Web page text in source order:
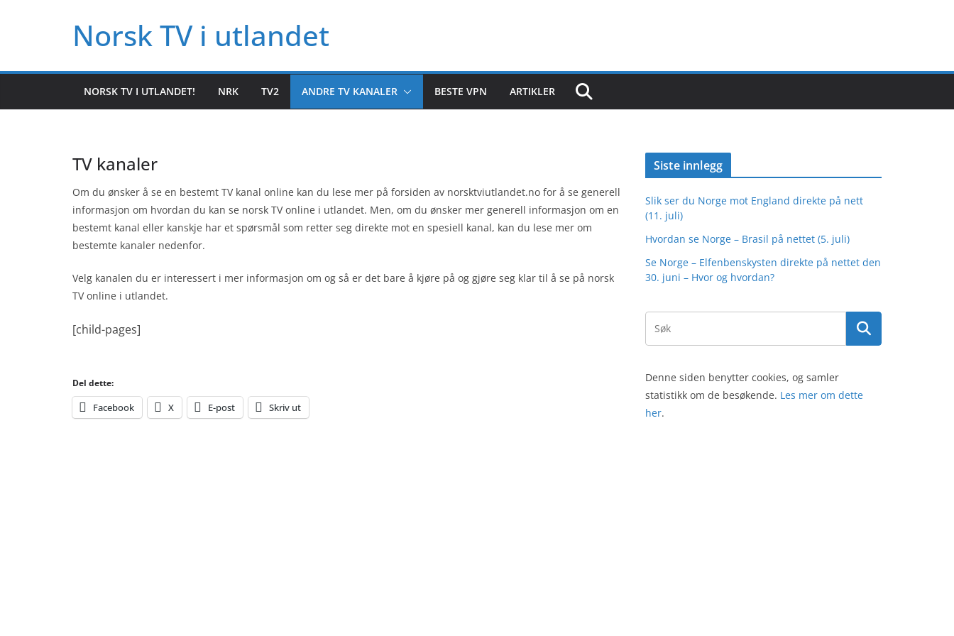
Norsk TV i utlandet
NORSK TV I UTLANDET! NRK TV2 ANDRE TV KANALER BESTE VPN ARTIKLER
TV kanaler
Om du ønsker å se en bestemt TV kanal online kan du lese mer på forsiden av norsktviutlandet.no for å se generell
informasjon om hvordan du kan se norsk TV online i utlandet. Men, om du ønsker mer generell informasjon om en
bestemt kanal eller kanskje har et spørsmål som retter seg direkte mot en spesiell kanal, kan du lese mer om
bestemte kanaler nedenfor.
Velg kanalen du er interessert i mer informasjon om og så er det bare å kjøre på og gjøre seg klar til å se på norsk
TV online i utlandet.
[child-pages]
Del dette:
Facebook X E-post Skriv ut
Siste innlegg
Slik ser du Norge mot England direkte på nett
(11. juli)
Hvordan se Norge – Brasil på nettet (5. juli)
Se Norge – Elfenbenskysten direkte på nettet den
30. juni – Hvor og hvordan?
Denne siden benytter cookies, og samler
statistikk om de besøkende. Les mer om dette
her.